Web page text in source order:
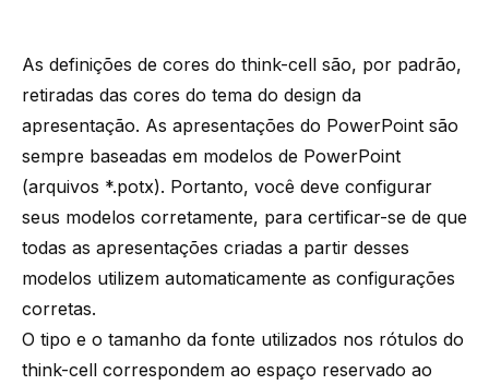
As definições de cores do think-cell são, por padrão,
retiradas das cores do tema do design da
apresentação. As apresentações do PowerPoint são
sempre baseadas em modelos de PowerPoint
(arquivos *.potx). Portanto, você deve configurar
seus modelos corretamente, para certificar-se de que
todas as apresentações criadas a partir desses
modelos utilizem automaticamente as configurações
corretas.
O tipo e o tamanho da fonte utilizados nos rótulos do
think-cell correspondem ao espaço reservado ao